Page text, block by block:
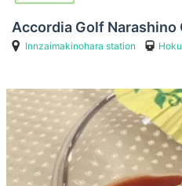
Accordia Golf Narashino
Innzaimakinohara station